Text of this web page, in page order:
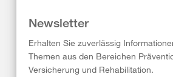
Newsletter
Erhalten Sie zuverlässig
Themen aus den Bereichen
Versicherung und Rehabilitation.